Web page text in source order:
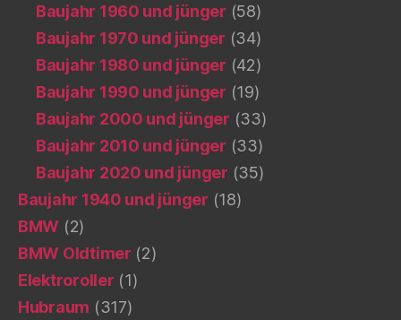
Baujahr 1960 und jünger (58)
Baujahr 1970 und jünger (34)
Baujahr 1980 und jünger (42)
Baujahr 1990 und jünger (19)
Baujahr 2000 und jünger (33)
Baujahr 2010 und jünger (33)
Baujahr 2020 und jünger (35)
Baujahr 1940 und jünger (18)
BMW (2)
BMW Oldtimer (2)
Elektroroller (1)
Hubraum (317)